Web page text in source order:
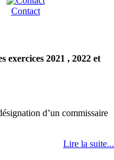
Contact
exercices 2021 , 2022 et
d’un commissaire
Lire la suite...